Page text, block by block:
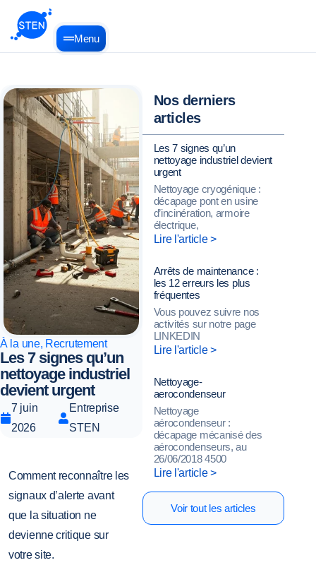
Menu
À la une, Recrutement
Les 7 signes qu’un
nettoyage industriel
devient urgent
7 juin
2026
Entreprise
STEN
Comment reconnaître les
signaux d’alerte avant
que la situation ne
devienne critique sur
votre site.
Nos derniers
articles
Les 7 signes qu’un
nettoyage industriel devient
urgent
Nettoyage cryogénique :
décapage pont en usine
d’incinération, armoire
électrique,
Lire l'article >
Arrêts de maintenance :
les 12 erreurs les plus
fréquentes
Vous pouvez suivre nos
activités sur notre page
LINKEDIN
Lire l'article >
Nettoyage-
aerocondenseur
Nettoyage
aérocondenseur :
décapage mécanisé des
aérocondenseurs, au
26/06/2018 4500
Lire l'article >
Voir tout les articles